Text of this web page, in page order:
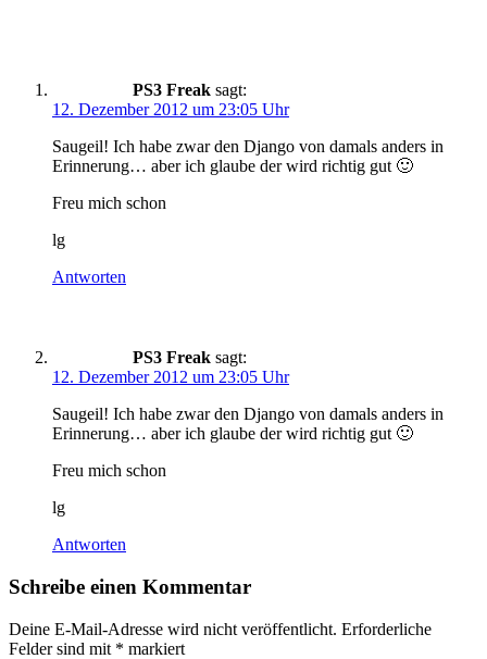
PS3 Freak sagt:
12. Dezember 2012 um 23:05 Uhr
Saugeil! Ich habe zwar den Django von damals anders in
Erinnerung… aber ich glaube der wird richtig gut 🙂
Freu mich schon
lg
Antworten
PS3 Freak sagt:
12. Dezember 2012 um 23:05 Uhr
Saugeil! Ich habe zwar den Django von damals anders in
Erinnerung… aber ich glaube der wird richtig gut 🙂
Freu mich schon
lg
Antworten
Schreibe einen Kommentar
Deine E-Mail-Adresse wird nicht veröffentlicht. Erforderliche
Felder sind mit * markiert